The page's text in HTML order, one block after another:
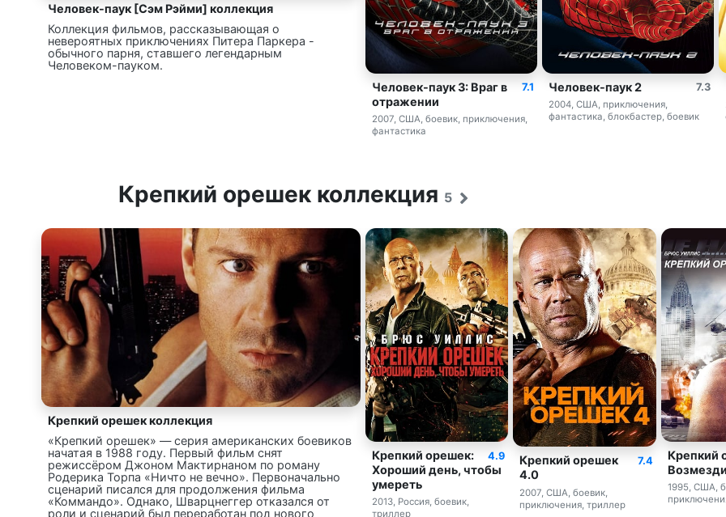
Человек-паук [Сэм Рэйми] коллекция
Коллекция фильмов, рассказывающая о
невероятных приключениях Питера Паркера -
обычного парня, ставшего легендарным
Человеком-пауком.
7.1
Человек-паук 3: Враг в
отражении
2007, США, боевик, приключения,
фантастика
7.3
Человек-паук 2
2004, США, приключения,
фантастика, блокбастер, боевик
Крепкий орешек коллекция 5
Крепкий орешек коллекция
«Крепкий орешек» — серия американских боевиков
начатая в 1988 году. Первый фильм снят
режиссёром Джоном Мактирнаном по роману
Родерика Торпа «Ничто не вечно». Первоначально
сценарий писался для продолжения фильма
«Коммандо». Однако, Шварцнеггер отказался от
роли и сценарий был переработан под нового
4.9
Крепкий орешек:
Хороший день, чтобы
умереть
2013, Россия, боевик,
триллер
7.4
Крепкий орешек
4.0
2007, США, боевик,
приключения, триллер
Крепкий
1995, США,